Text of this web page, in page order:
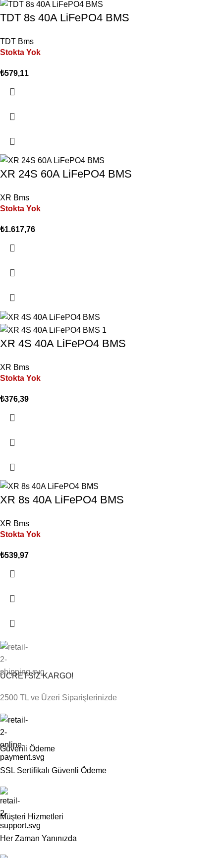
TDT 8s 40A LiFePO4 BMS
TDT Bms
Stokta Yok
₺579,11
XR 24S 60A LiFePO4 BMS
XR Bms
Stokta Yok
₺1.617,76
XR 4S 40A LiFePO4 BMS
XR Bms
Stokta Yok
₺376,39
XR 8s 40A LiFePO4 BMS
XR Bms
Stokta Yok
₺539,97
ÜCRETSİZ KARGO!
2500 TL ve Üzeri Siparişlerinizde
Güvenli Ödeme
SSL Sertifikalı Güvenli Ödeme
Müşteri Hizmetleri
Her Zaman Yanınızda